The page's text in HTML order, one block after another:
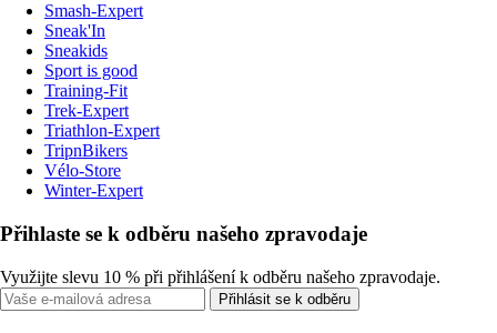
Smash-Expert
Sneak'In
Sneakids
Sport is good
Training-Fit
Trek-Expert
Triathlon-Expert
TripnBikers
Vélo-Store
Winter-Expert
Přihlaste se k odběru našeho zpravodaje
Využijte slevu 10 % při přihlášení k odběru našeho zpravodaje.
Přihlásit se k odběru